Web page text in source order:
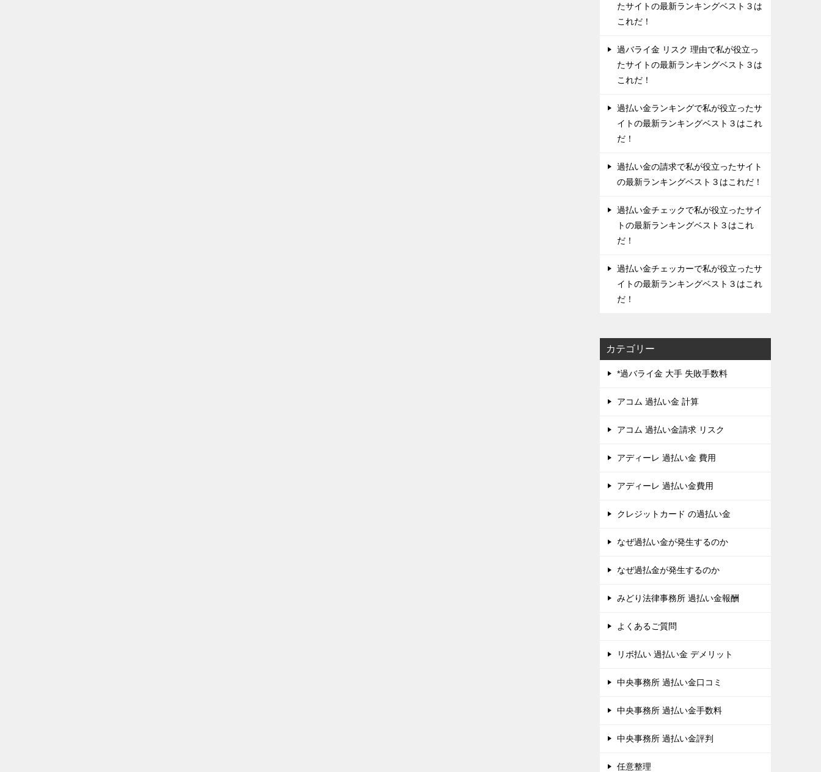
たサイトの最新ランキングベスト３は
これだ！
過バライ金 リスク 理由で私が役立っ
たサイトの最新ランキングベスト３は
これだ！
過払い金ランキングで私が役立ったサ
イトの最新ランキングベスト３はこれ
だ！
過払い金の請求で私が役立ったサイト
の最新ランキングベスト３はこれだ！
過払い金チェックで私が役立ったサイ
トの最新ランキングベスト３はこれ
だ！
過払い金チェッカーで私が役立ったサ
イトの最新ランキングベスト３はこれ
だ！
カテゴリー
*過バライ金 大手 失敗手数料
アコム 過払い金 計算
アコム 過払い金請求 リスク
アディーレ 過払い金 費用
アディーレ 過払い金費用
クレジットカード の過払い金
なぜ過払い金が発生するのか
なぜ過払金が発生するのか
みどり法律事務所 過払い金報酬
よくあるご質問
リボ払い 過払い金 デメリット
中央事務所 過払い金口コミ
中央事務所 過払い金手数料
中央事務所 過払い金評判
任意整理